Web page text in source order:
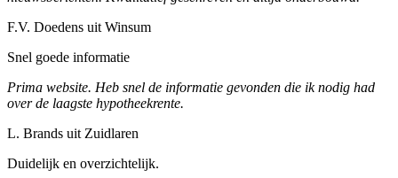
F.V. Doedens uit Winsum
Snel goede informatie
Prima website. Heb snel de informatie gevonden die ik nodig had
over de laagste hypotheekrente.
L. Brands uit Zuidlaren
Duidelijk en overzichtelijk.